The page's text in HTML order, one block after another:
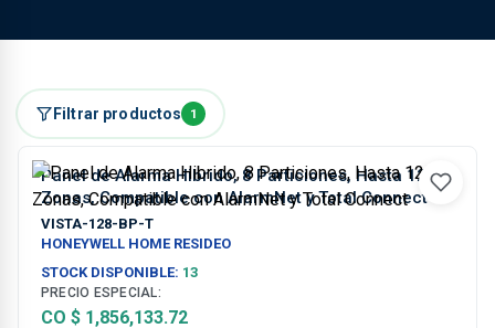
Filtrar productos 1
Panel de Alarma Hibrido, 8 Particiones, Hasta 128
Zonas, Compatible con AlarmNet y Total Connect
VISTA-128-BP-T
HONEYWELL HOME RESIDEO
STOCK DISPONIBLE: 13
PRECIO ESPECIAL:
CO $ 1,856,133.72